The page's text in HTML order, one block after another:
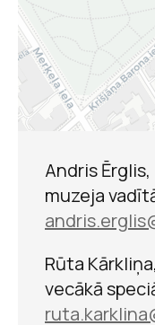
Dainu
Krišjāņa
K.
Andris Ērglis,
muzeja
Rūta Kārkliņa,
vecākā